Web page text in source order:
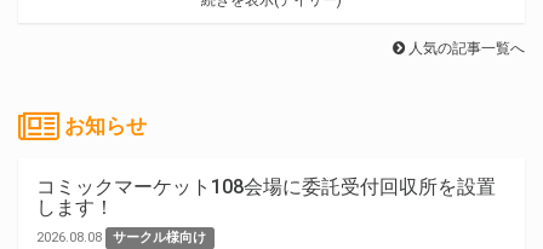
人気の記事一覧へ
お知らせ
コミックマーケット108会場に委託受付回収所を設置
します！
2026.08.08 サークル様向け